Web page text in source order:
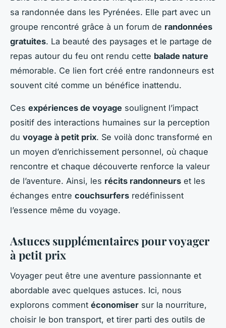
sa randonnée dans les Pyrénées. Elle part avec un
groupe rencontré grâce à un forum de randonnées
gratuites. La beauté des paysages et le partage de
repas autour du feu ont rendu cette balade nature
mémorable. Ce lien fort créé entre randonneurs est
souvent cité comme un bénéfice inattendu.
Ces expériences de voyage soulignent l’impact
positif des interactions humaines sur la perception
du voyage à petit prix. Se voilà donc transformé en
un moyen d’enrichissement personnel, où chaque
rencontre et chaque découverte renforce la valeur
de l’aventure. Ainsi, les récits randonneurs et les
échanges entre couchsurfers redéfinissent
l’essence même du voyage.
Astuces supplémentaires pour voyager
à petit prix
Voyager peut être une aventure passionnante et
abordable avec quelques astuces. Ici, nous
explorons comment économiser sur la nourriture,
choisir le bon transport, et tirer parti des outils de